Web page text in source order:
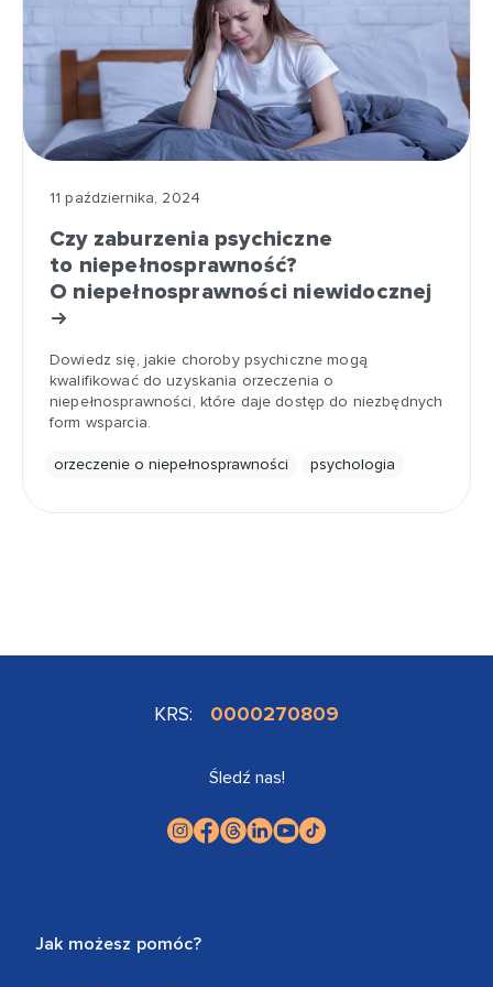
11 października, 2024
Czy zaburzenia psychiczne
to niepełnosprawność?
O niepełnosprawności niewidocznej
Dowiedz się, jakie choroby psychiczne mogą
kwalifikować do uzyskania orzeczenia o
niepełnosprawności, które daje dostęp do niezbędnych
form wsparcia.
orzeczenie o niepełnosprawności psychologia
KRS: 0000270809
Śledź nas!
Jak możesz pomóc?